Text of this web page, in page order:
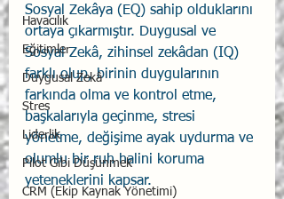
Havacılık
Eğitimler
Duygusal Zekâ
Stres
Liderlik
Pilot Gibi Düşünmek
CRM (Ekip Kaynak Yönetimi)
Sosyal Zekâya (EQ) sahip olduklarını
ortaya çıkarmıştır. Duygusal ve
Sosyal Zekâ, zihinsel zekâdan (IQ)
farklı olup, birinin duygularının
farkında olma ve kontrol etme,
başkalarıyla geçinme, stresi
yönetme, değişime ayak uydurma ve
olumlu bir ruh halini koruma
yeteneklerini kapsar.